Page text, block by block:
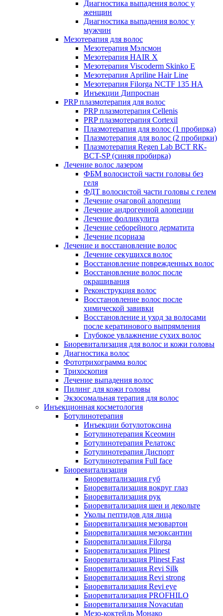
Диагностика выпадения волос у
женщин
Диагностика выпадения волос у
мужчин
Мезотерапия для волос
Мезотерапия Мэлсмон
Мезотерапия HAIR X
Мезотерапия Viscoderm Skinko E
Мезотерапия Apriline Hair Line
Мезотерапия Filorga NCTF 135 HA
Инъекции Дипроспан
PRP плазмотерапия для волос
PRP плазмотерапия Cellenis
PRP плазмотерапия Cortexil
Плазмотерапия для волос (1 пробирка)
Плазмотерапия для волос (2 пробирки)
Плазмотерапия Regen Lab BCT RK-
BCT-SP (синяя пробирка)
Лечение волос лазером
ФБМ волосистой части головы без
геля
ФДТ волосистой части головы с гелем
Лечение очаговой алопеции
Лечение андрогенной алопеции
Лечение фолликулита
Лечение себорейного дерматита
Лечение псориаза
Лечение и восстановление волос
Лечение секущихся волос
Восстановление поврежденных волос
Восстановление волос после
окрашивания
Реконструкция волос
Восстановление волос после
химической завивки
Восстановление и уход за волосами
после кератинового выпрямления
Глубокое увлажнение сухих волос
Биоревитализация для волос и кожи головы
Диагностика волос
Фототрихограмма волос
Трихоскопия
Лечение выпадения волос
Пилинг для кожи головы
Экзосомальная терапия для волос
Инъекционная косметология
Ботулинотерапия
Инъекции ботулотоксина
Ботулинотерапия Ксеомин
Ботулинотерапия Релатокс
Ботулинотерапия Диспорт
Ботулинотерапия Full face
Биоревитализация
Биоревитализация губ
Биоревитализация вокруг глаз
Биоревитализация рук
Биоревитализация шеи и декольте
Уколы пептидов для лица
Биоревитализация мезовартон
Биоревитализация мезоксантин
Биоревитализация Filorga
Биоревитализация Plinest
Биоревитализация Plinest Fast
Биоревитализация Revi Silk
Биоревитализация Revi strong
Биоревитализация Revi eye
Биоревитализация PROFHILO
Биоревитализация Novacutan
Мезо-коктейль Монако